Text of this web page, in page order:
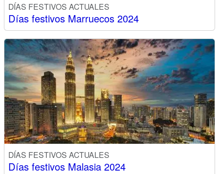
DÍAS FESTIVOS ACTUALES
Días festivos Marruecos 2024
DÍAS FESTIVOS ACTUALES
Días festivos Malasia 2024